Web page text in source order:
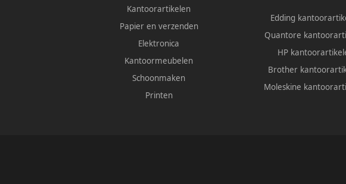
Kantoorartikelen
Papier en verzenden
Elektronica
Kantoormeubelen
Schoonmaken
Printen
Edding
Quantore
HP
Brother
Moleskine